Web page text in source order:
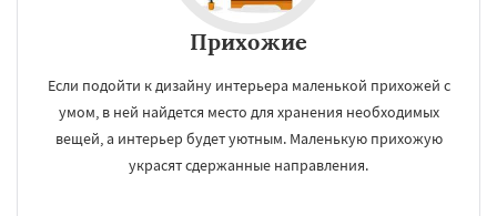
Прихожие
Если подойти к дизайну интерьера маленькой прихожей с
умом, в ней найдется место для хранения необходимых
вещей, а интерьер будет уютным. Маленькую прихожую
украсят сдержанные направления.